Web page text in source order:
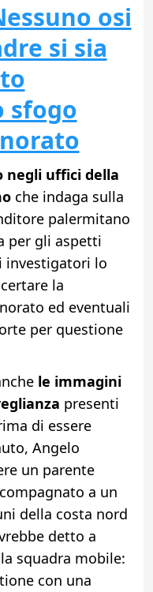
osi
si sia
sfogo
negli uffici della
che indaga sulla
palermitano
per gli aspetti
investigatori lo
la
ed eventuali
per questione
le immagini
presenti
di essere
Angelo
un parente
a un
della costa nord
detto a
squadra mobile:
con una